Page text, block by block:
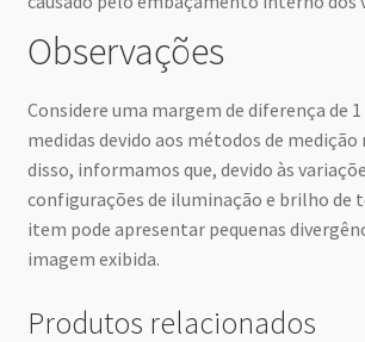
Observações
Considere uma margem de diferença de 1
medidas devido aos métodos de medição
disso, informamos que, devido às
configurações de iluminação e brilho de
item pode apresentar pequenas
imagem exibida.
Produtos relacionados